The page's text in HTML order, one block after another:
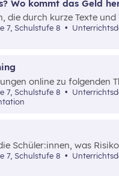
Wo kommt das Geld
die durch kurze Texte
Steuern
öffentlicher
Schulstufe 5, Schulstufe 6, Schulstufe 7, Schulstufe 8
online zu folgenden
und Verwendung des
Schulstufe 5, Schulstufe 6, Schulstufe 7, Schulstufe 8
Schüler:innen, was
es gibt.
Schulstufe 5, Schulstufe 6, Schulstufe 7, Schulstufe 8